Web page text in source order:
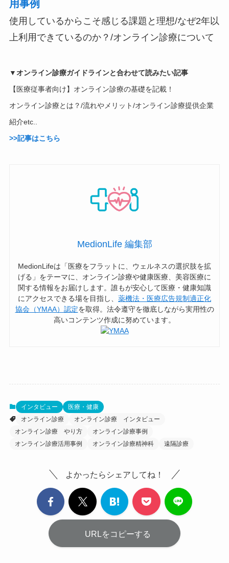
用事例
使用しているからこそ感じる課題と理想/なぜ2年以
上利用できているのか？/オンライン診療について
▼オンライン診療ガイドラインと合わせて読みたい記事
【医療従事者向け】オンライン診療の基礎を記載！
オンライン診療とは？/流れやメリット/オンライン診療提供企業
紹介etc..
>>記事はこちら
MedionLife 編集部
MedionLifeは「医療をフラットに、ウェルネスの選択肢を拡
げる」をテーマに、オンライン診療や健康医療、美容医療に
関する情報をお届けします。誰もが安心して医療・健康知識
にアクセスできる場を目指し、 薬機法・医療広告規制適正化
協会（YMAA）認定を取得。法令遵守を徹底しながら実用性の
高いコンテンツ作成に努めています。
インタビュー
医療・健康
オンライン診療
オンライン診療 インタビュー
オンライン診療 やり方
オンライン診療事例
オンライン診療活用事例
オンライン診療精神科 遠隔診療
よかったらシェアしてね！
URLをコピーする